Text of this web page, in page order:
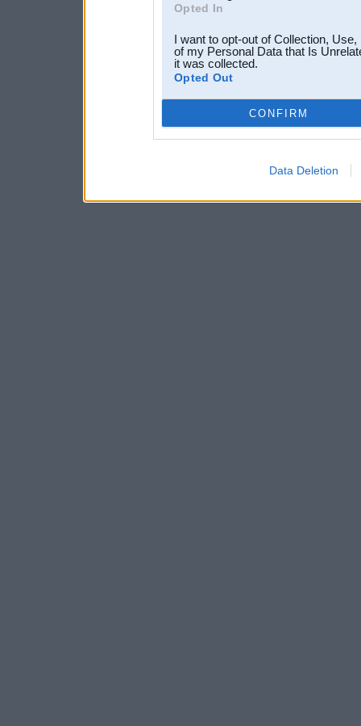
Opted In
I want to opt-out of Collection,
of my Personal Data that Is
it was collected.
Opted Out
CONFIRM
Data Deletion